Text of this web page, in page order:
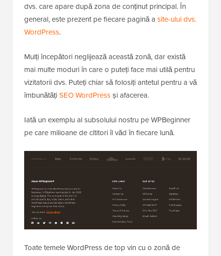
dvs. care apare după zona de conținut principal. În
general, este prezent pe fiecare pagină a site-ului dvs.
WordPress.
Mulți începători neglijează această zonă, dar există
mai multe moduri în care o puteți face mai utilă pentru
vizitatorii dvs. Puteți chiar să folosiți antetul pentru a vă
îmbunătățiSEO WordPressși afacerea.
Iată un exemplu al subsolului nostru pe WPBeginner
pe care milioane de cititori îl văd în fiecare lună.
Toate temele WordPress de top vin cu o zonă de